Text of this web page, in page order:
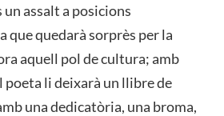
un assalt a posicions
que quedarà sorprès per la
aquell pol de cultura; amb
li deixarà un llibre de
una dedicatòria, una broma,